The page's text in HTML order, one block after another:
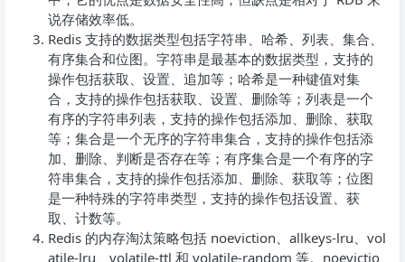
说存储效率低。
Redis 支持的数据类型包括字符串、哈希、列表、集合、
有序集合和位图。字符串是最基本的数据类型，支持的
操作包括获取、设置、追加等；哈希是一种键值对集
合，支持的操作包括获取、设置、删除等；列表是一个
有序的字符串列表，支持的操作包括添加、删除、获取
等；集合是一个无序的字符串集合，支持的操作包括添
加、删除、判断是否存在等；有序集合是一个有序的字
符串集合，支持的操作包括添加、删除、获取等；位图
是一种特殊的字符串类型，支持的操作包括设置、获
取、计数等。
Redis 的内存淘汰策略包括 noeviction、allkeys-lru、vol
atile-lru、volatile-ttl 和 volatile-random 等。noevictio